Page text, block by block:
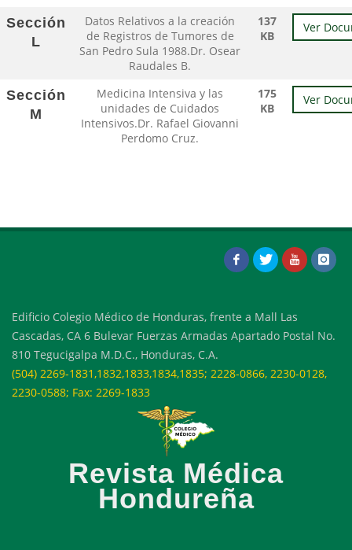
Sección
L
Datos Relativos a la creación
de Registros de Tumores de
San Pedro Sula 1988.Dr. Osear
Raudales B.
137
KB
Ver
Sección
M
Medicina Intensiva y las
unidades de Cuidados
Intensivos.Dr. Rafael Giovanni
Perdomo Cruz.
175
KB
Ver
Edificio Colegio Médico de Honduras, frente a Mall Las
Cascadas, CA 6 Bulevar Fuerzas Armadas Apartado Postal No.
810 Tegucigalpa M.D.C., Honduras, C.A.
(504) 2269-1831,1832,1833,1834,1835; 2228-0866, 2230-0128,
2230-0588; Fax: 2269-1833
Revista Médica
Hondureña